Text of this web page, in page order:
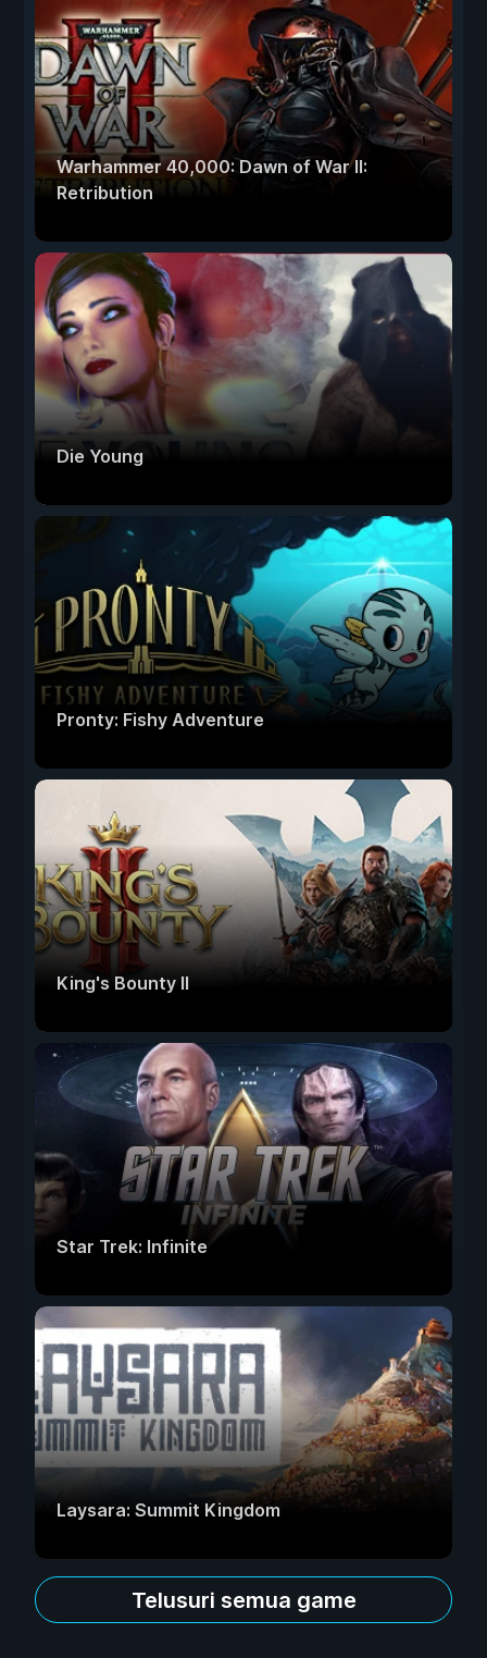
Warhammer 40,000: Dawn of War II:
Retribution
Die Young
Pronty: Fishy Adventure
King's Bounty II
Star Trek: Infinite
Laysara: Summit Kingdom
Telusuri semua game